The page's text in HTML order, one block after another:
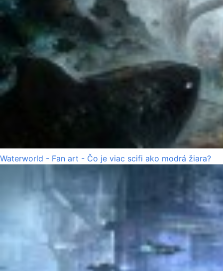
Waterworld - Fan art - Čo je viac scifi ako modrá žiara?